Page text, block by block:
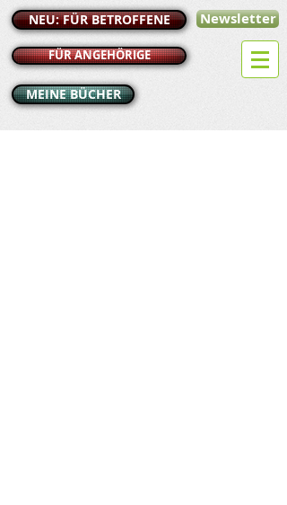
NEU: FÜR BETROFFENE
FÜR ANGEHÖRIGE
MEINE BÜCHER
Newsletter